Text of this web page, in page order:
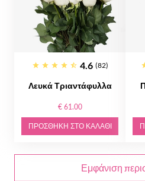
4.6 (82)
Λευκά Τριαντάφυλλα
€ 61.00
ΠΡΟΣΘΉΚΗ ΣΤΟ ΚΑΛΆΘΙ
Εμφάνιση